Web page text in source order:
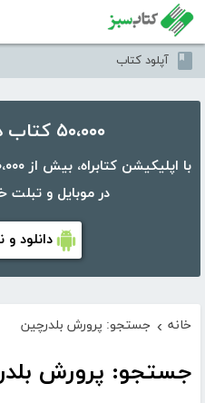
آپلود کتاب
۵۰،۰۰۰ کتاب در موبایل شما
در موبایل و تبلت
دانلود
خانه › جستجو: پرورش بلدرچین
جستجو: پرورش